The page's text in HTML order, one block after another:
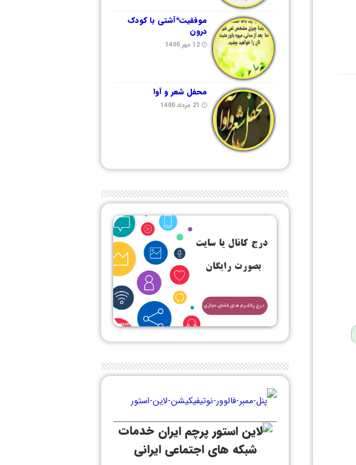
موفقیت*آشتی با کودک
درون
12 مهر 1400
محفل شعر و آوا
21 مرداد 1400
خدمات
شبکه های اجتماعی ایرانی